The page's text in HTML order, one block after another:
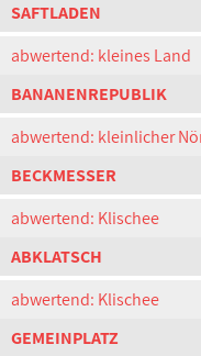
SAFTLADEN
abwertend: kleines Land
BANANENREPUBLIK
abwertend: kleinlicher
BECKMESSER
abwertend: Klischee
ABKLATSCH
abwertend: Klischee
GEMEINPLATZ